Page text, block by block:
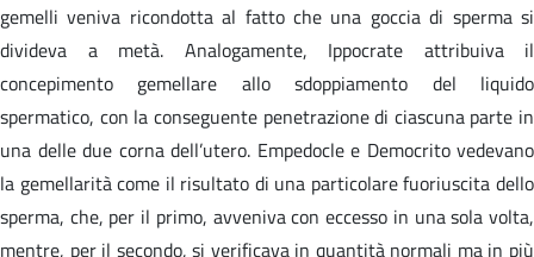
gemelli veniva ricondotta al fatto che una goccia di sperma si
divideva a metà. Analogamente, Ippocrate attribuiva il
concepimento gemellare allo sdoppiamento del liquido
spermatico, con la conseguente penetrazione di ciascuna parte in
una delle due corna dell’utero. Empedocle e Democrito vedevano
la gemellarità come il risultato di una particolare fuoriuscita dello
sperma, che, per il primo, avveniva con eccesso in una sola volta,
mentre, per il secondo, si verificava in quantità normali ma in più